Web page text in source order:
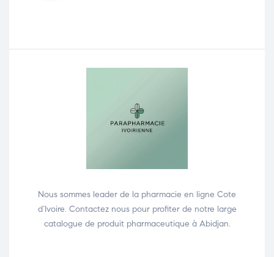
Nous sommes leader de la pharmacie en ligne Cote
d’Ivoire. Contactez nous pour profiter de notre large
catalogue de produit pharmaceutique à Abidjan.